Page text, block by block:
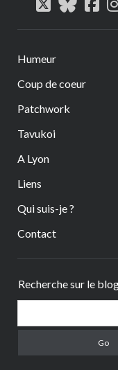
Humeur
Coup de coeur
Patchwork
Tavukoi
A Lyon
Liens
Qui suis-je ?
Contact
Recherche sur le